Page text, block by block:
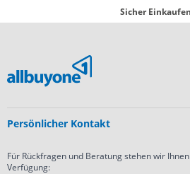
Sicher
Persönlicher Kontakt
Für Rückfragen und Beratung stehen wir
Verfügung: